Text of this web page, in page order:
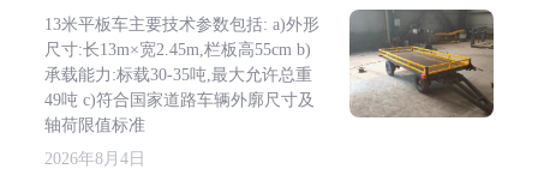
13米平板车主要技术参数包括: a)外形
尺寸:长13m×宽2.45m,栏板高55cm b)
承载能力:标载30-35吨,最大允许总重
49吨 c)符合国家道路车辆外廓尺寸及
轴荷限值标准
2026年8月4日